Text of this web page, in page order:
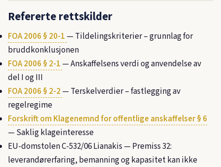
Refererte rettskilder
FOA 2006 § 20-1 — Tildelingskriterier – grunnlag for
bruddkonklusjonen
FOA 2006 § 2-1 — Anskaffelsens verdi og anvendelse av
del I og III
FOA 2006 § 2-2 — Terskelverdier – fastlegging av
regelregime
Forskrift om Klagenemnd for offentlige anskaffelser § 6
— Saklig klageinteresse
EU-domstolen C-532/06 Lianakis — Premiss 32:
leverandørerfaring, bemanning og kapasitet kan ikke